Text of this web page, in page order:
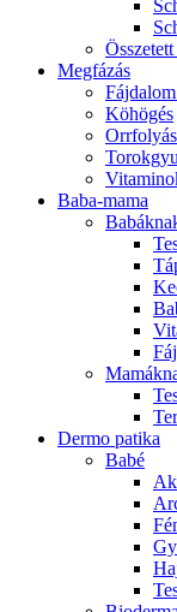
Megfázás
Köhögés
Orrfolyás
Baba-mama
Dermo patika
Babé